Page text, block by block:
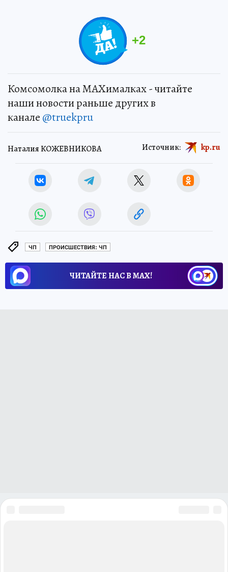
+2
Комсомолка на MAXималках - читайте
наши новости раньше других в
канале @truekpru
Наталия КОЖЕВНИКОВА Источник: kp.ru
ЧП ПРОИСШЕСТВИЯ: ЧП
ЧИТАЙТЕ НАС В МАХ!